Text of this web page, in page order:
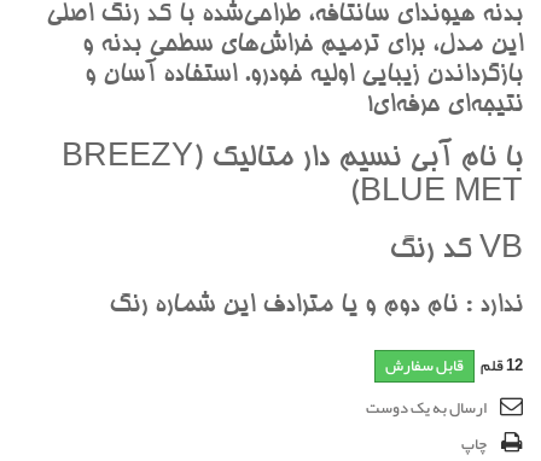
بدنه هيونداي سانتافه، طراحي‌شده با کد رنگ اصلي
اين مدل، براي ترميم خراش‌هاي سطحي بدنه و
بازگرداندن زيبايي اوليه خودرو. استفاده آسان و
نتيجه‌اي حرفه‌اي!
با نام آبي نسيم دار متاليک (BREEZY
BLUE MET)
VB کد رنگ
ندارد : نام دوم و يا مترادف اين شماره رنگ
12قلم قابل سفارش
ارسال به یک دوست
چاپ